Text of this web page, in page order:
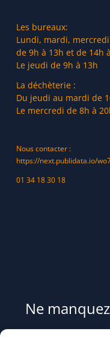
Les bureaux:
Lundi, mardi,
de 9h à 13h et de 14h
Le jeudi de 9h à 13h
La déchèterie :
Du jeudi au mardi de
Le mercredi de 8h à
Nous contacter :
https://next.publidata.io/
01 34 18 30 18
Ne